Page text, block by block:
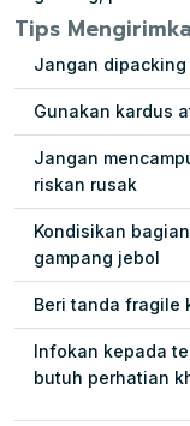
Tips
Jangan
Gunakan kardus
Jangan
riskan rusak
Kondisikan
gampang jebol
Beri tanda fragile
Infokan kepada
butuh perhatian